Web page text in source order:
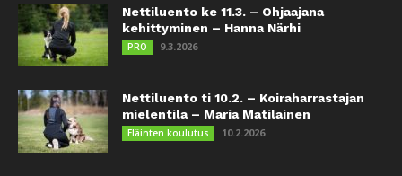
Nettiluento ke 11.3. – Ohjaajana
kehittyminen – Hanna Närhi
PRO 9.3.2026
Nettiluento ti 10.2. – Koiraharrastajan
mielentila – Maria Matilainen
Eläinten koulutus 10.2.2026